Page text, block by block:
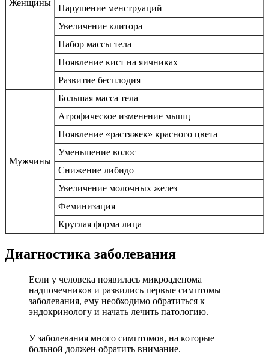
Женщины
Нарушение менструаций
Увеличение клитора
Набор массы тела
Появление кист на яичниках
Развитие бесплодия
Мужчины
Большая масса тела
Атрофическое изменение мышц
Появление «растяжек» красного цвета
Уменьшение волос
Снижение либидо
Увеличение молочных желез
Феминизация
Круглая форма лица
Диагностика заболевания
Если у человека появилась микроаденома
надпочечников и развились первые симптомы
заболевания, ему необходимо обратиться к
эндокринологу и начать лечить патологию.
У заболевания много симптомов, на которые
больной должен обратить внимание.